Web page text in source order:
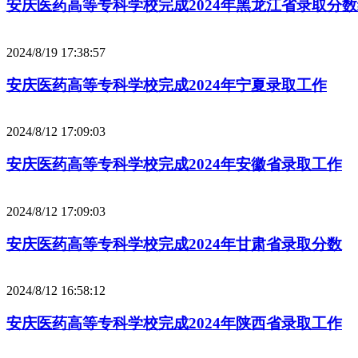
安庆医药高等专科学校完成2024年黑龙江省录取分
2024/8/19 17:38:57
安庆医药高等专科学校完成2024年宁夏录取工作
2024/8/12 17:09:03
安庆医药高等专科学校完成2024年安徽省录取工作
2024/8/12 17:09:03
安庆医药高等专科学校完成2024年甘肃省录取分数
2024/8/12 16:58:12
安庆医药高等专科学校完成2024年陕西省录取工作